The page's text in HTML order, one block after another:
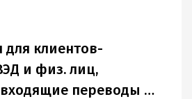
клиентов-
и физ. лиц,
переводы в